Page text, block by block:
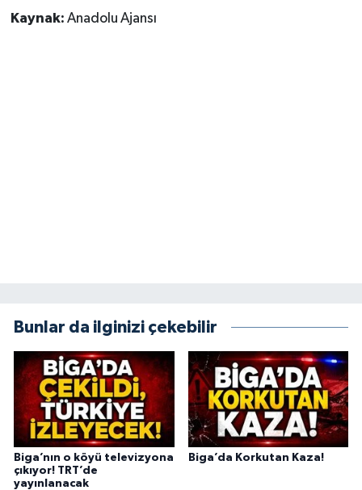
Kaynak: Anadolu Ajansı
Bunlar da ilginizi çekebilir
Biga’nın o köyü televizyona
çıkıyor! TRT’de
yayınlanacak
Biga’da Korkutan Kaza!